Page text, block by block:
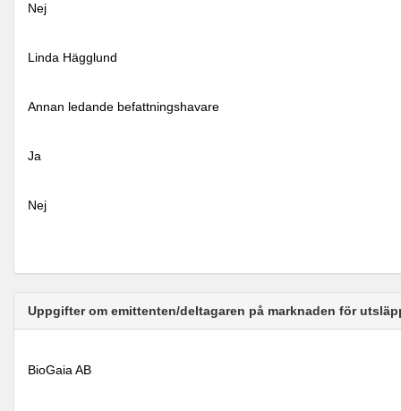
Nej
Linda Hägglund
Annan ledande befattningshavare
Ja
Nej
Uppgifter om emittenten/deltagaren på marknaden för
BioGaia AB